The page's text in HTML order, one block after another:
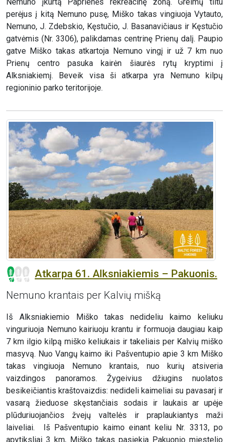
perėjus į kitą Nemuno pusę, Miško takas vingiuoja Vytauto,
Nemuno, J. Zdebskio, Kęstučio, J. Basanavičiaus ir Kęstučio
gatvėmis (Nr. 3306), palikdamas centrinę Prienų dalį. Paupio
gatve Miško takas atkartoja Nemuno vingį ir už 7 km nuo
Prienų centro pasuka kairėn šiaurės rytų kryptimi į
Alksniakiemį. Beveik visa ši atkarpa yra Nemuno kilpų
regioninio parko teritorijoje.
Atkarpa 61. Alksniakiemis – Pakuonis.
Nemuno krantais per Kalvių mišką
Iš Alksniakiemio Miško takas nedideliu kaimo keliuku
vinguriuoja Nemuno kairiuoju krantu ir formuoja daugiau kaip
7 km ilgio kilpą miško keliukais ir takeliais per Kalvių miško
masyvą. Nuo Vangų kaimo iki Pašventupio apie 3 km Miško
takas vingiuoja Nemuno krantais, nuo kurių atsiveria
vaizdingos panoramos. Žygeivius džiugins nuolatos
besikeičiantis kraštovaizdis: nedideli kaimeliai su pavasarį ir
vasarą žieduose skęstančiais sodais ir laukais ar upėje
plūduriuojančios žvejų valtelės ir praplaukiantys maži
laiveliai. Iš Pašventupio kaimo einant keliu Nr. 3313, po
apytiksliai 3 km, Miško takas pasiekia Pakuonio miestelio